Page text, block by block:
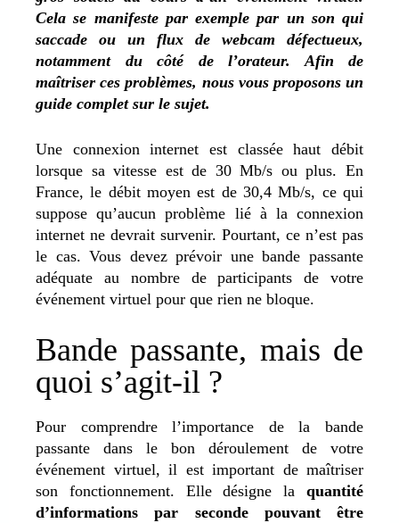
Cela se manifeste par exemple par un son qui
saccade ou un flux de webcam défectueux,
notamment du côté de l’orateur. Afin de
maîtriser ces problèmes, nous vous proposons un
guide complet sur le sujet.
Une connexion internet est classée haut débit
lorsque sa vitesse est de 30 Mb/s ou plus. En
France, le débit moyen est de 30,4 Mb/s, ce qui
suppose qu’aucun problème lié à la connexion
internet ne devrait survenir. Pourtant, ce n’est pas
le cas. Vous devez prévoir une bande passante
adéquate au nombre de participants de votre
événement virtuel pour que rien ne bloque.
Bande passante, mais de
quoi s’agit-il ?
Pour comprendre l’importance de la bande
passante dans le bon déroulement de votre
événement virtuel, il est important de maîtriser
son fonctionnement. Elle désigne la quantité
d’informations par seconde pouvant être